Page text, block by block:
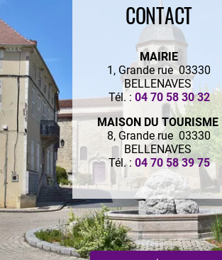
CONTACT
MAIRIE
1, Grande rue 03330
BELLENAVES
Tél. : 04 70 58 30 32
MAISON DU TOURISME
8, Grande rue 03330
BELLENAVES
Tél. : 04 70 58 39 75